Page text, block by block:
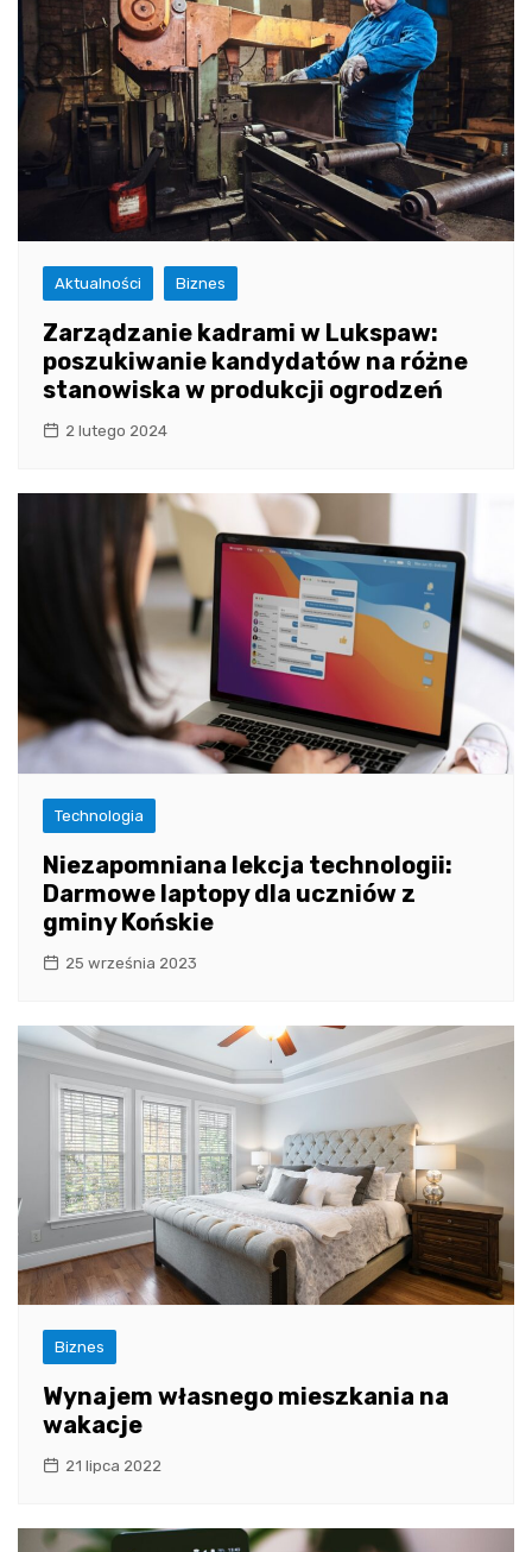
Aktualności Biznes
Zarządzanie kadrami w Lukspaw:
poszukiwanie kandydatów na różne
stanowiska w produkcji ogrodzeń
2 lutego 2024
Technologia
Niezapomniana lekcja technologii:
Darmowe laptopy dla uczniów z
gminy Końskie
25 września 2023
Biznes
Wynajem własnego mieszkania na
wakacje
21 lipca 2022